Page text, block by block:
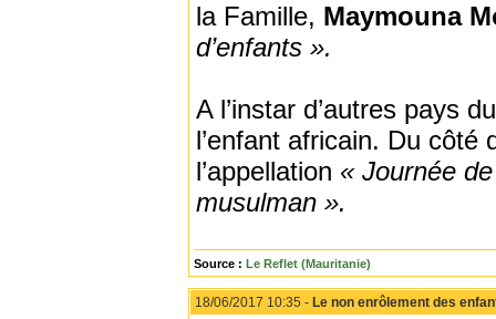
la Famille, Maymouna
d’enfants ».
A l’instar d’autres pays
l’enfant africain. Du
l’appellation « Journée
musulman ».
Source : Le Reflet (Mauritanie)
18/06/2017 10:35 - Le non enrôlement des